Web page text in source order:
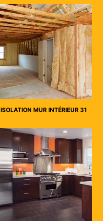
ISOLATION MUR INTÉRIEUR 31